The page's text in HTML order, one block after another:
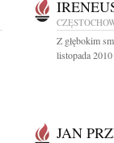
Z głębokim
listopada
JAN